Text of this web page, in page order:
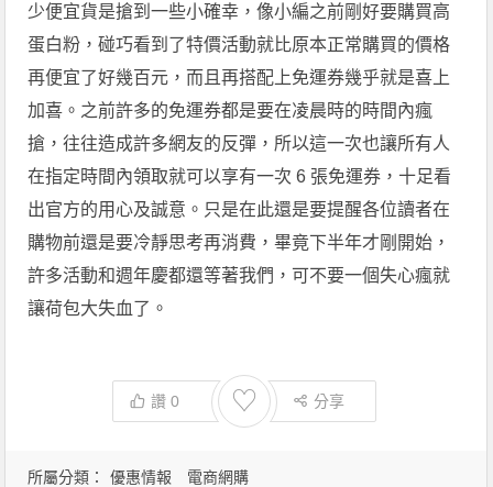
少便宜貨是搶到一些小確幸，像小編之前剛好要購買高
蛋白粉，碰巧看到了特價活動就比原本正常購買的價格
再便宜了好幾百元，而且再搭配上免運券幾乎就是喜上
加喜。之前許多的免運券都是要在凌晨時的時間內瘋
搶，往往造成許多網友的反彈，所以這一次也讓所有人
在指定時間內領取就可以享有一次 6 張免運券，十足看
出官方的用心及誠意。只是在此還是要提醒各位讀者在
購物前還是要冷靜思考再消費，畢竟下半年才剛開始，
許多活動和週年慶都還等著我們，可不要一個失心瘋就
讓荷包大失血了。
讚0 ♡ 分享
所屬分類： 優惠情報 電商網購